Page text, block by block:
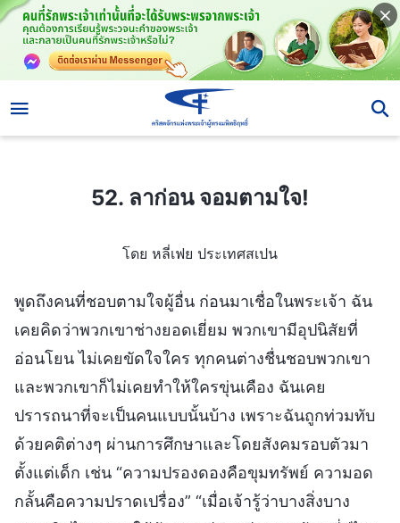
52. ลาก่อน จอมตามใจ!
โดย หลี่เฟย ประเทศสเปน
พูดถึงคนที่ชอบตามใจผู้อื่น ก่อนมาเชื่อในพระเจ้า ฉัน
เคยคิดว่าพวกเขาช่างยอดเยี่ยม พวกเขามีอุปนิสัยที่
อ่อนโยน ไม่เคยขัดใจใคร ทุกคนต่างชื่นชอบพวกเขา
และพวกเขาก็ไม่เคยทำให้ใครขุ่นเคือง ฉันเคย
ปรารถนาที่จะเป็นคนแบบนั้นบ้าง เพราะฉันถูกท่วมทับ
ด้วยคติต่างๆ ผ่านการศึกษาและโดยสังคมรอบตัวมา
ตั้งแต่เด็ก เช่น “ความปรองดองคือขุมทรัพย์ ความอด
กลั้นคือความปราดเปรื่อง” “เมื่อเจ้ารู้ว่าบางสิ่งบาง